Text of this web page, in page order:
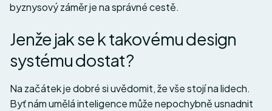
byznysový záměr je na správné cestě.
Jenže jak se k takovému design
systému dostat?
Na začátek je dobré si uvědomit, že vše stojí na lidech.
Byť nám umělá inteligence může nepochybně usnadnit